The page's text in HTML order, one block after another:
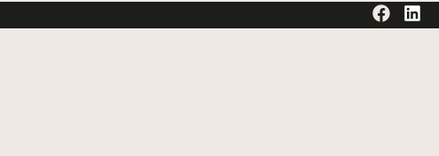
ADVERTORIAL